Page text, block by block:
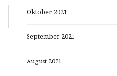
Oktober 2021
September 2021
August 2021